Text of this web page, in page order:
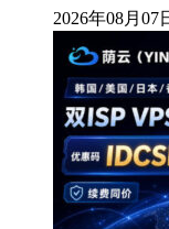
2026年08月07